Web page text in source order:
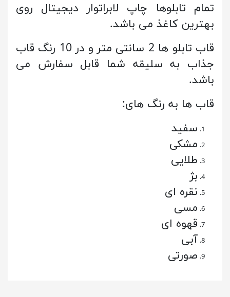
تمام تابلوها چاپ لابراتوار دیجیتال روی
بهترین کاغذ می باشد.
قاب تابلو ها 2 سانتی متر و در 10 رنگ قاب
جذاب به سلیقه شما قابل سفارش می
باشد.
قاب ها به رنگ های:
سفید
مشکی
طلایی
بژ
نقره ای
مسی
قهوه ای
آبی
صورتی